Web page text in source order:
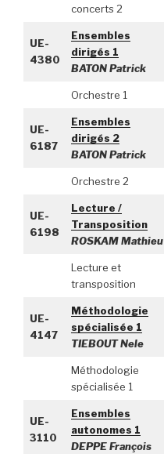
concerts 2
UE-
4380
Ensembles
dirigés 1
BATON Patrick
Orchestre 1
UE-
6187
Ensembles
dirigés 2
BATON Patrick
Orchestre 2
UE-
6198
Lecture /
Transposition
ROSKAM Mathieu
Lecture et
transposition
UE-
4147
Méthodologie
spécialisée 1
TIEBOUT Nele
Méthodologie
spécialisée 1
UE-
3110
Ensembles
autonomes 1
DEPPE François